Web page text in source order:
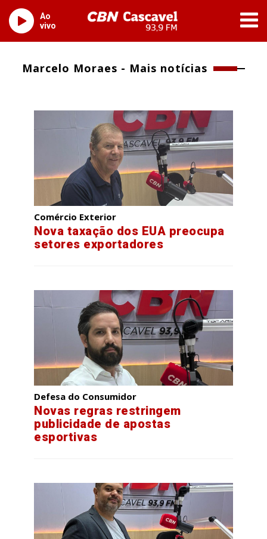
Ao
vivo
Marcelo Moraes - Mais notícias
Comércio Exterior
Nova taxação dos EUA preocupa
setores exportadores
Defesa do Consumidor
Novas regras restringem
publicidade de apostas
esportivas